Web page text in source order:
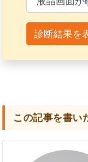
診断結果を
この記事を書い